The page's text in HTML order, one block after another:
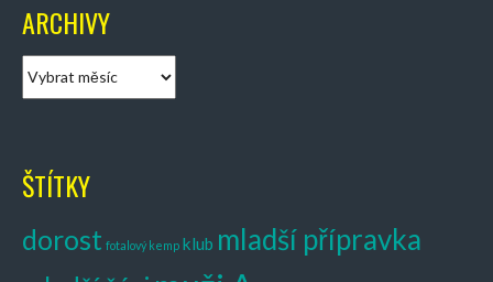
ARCHIVY
v
ŠTÍTKY
dorost fotalový kemp klub mladší přípravka